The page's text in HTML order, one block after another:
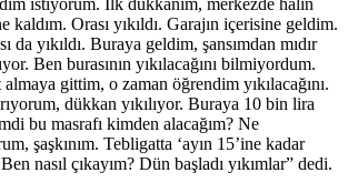
istiyorum. İlk dükkanım, merkezde halin
kaldım. Orası yıkıldı. Garajın içerisine geldim.
da yıkıldı. Buraya geldim, şansımdan mıdır
Ben burasının yıkılacağını bilmiyordum.
gittim, o zaman öğrendim yıkılacağını.
dükkan yıkılıyor. Buraya 10 bin lira
bu masrafı kimden alacağım? Ne
şaşkınım. Tebligatta ‘ayın 15’ine kadar
nasıl çıkayım? Dün başladı yıkımlar” dedi.